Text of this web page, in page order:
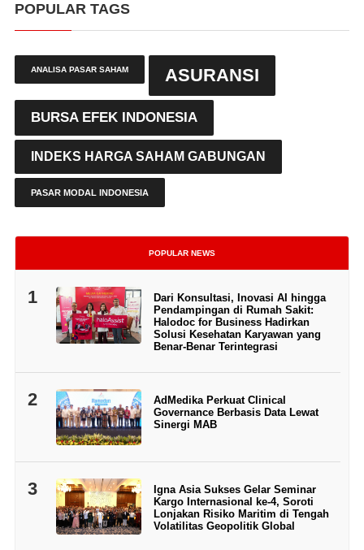
POPULAR TAGS
ANALISA PASAR SAHAM ASURANSI
BURSA EFEK INDONESIA
INDEKS HARGA SAHAM GABUNGAN
PASAR MODAL INDONESIA
POPULAR NEWS
1
Dari Konsultasi, Inovasi AI hingga
Pendampingan di Rumah Sakit:
Halodoc for Business Hadirkan
Solusi Kesehatan Karyawan yang
Benar-Benar Terintegrasi
2
AdMedika Perkuat Clinical
Governance Berbasis Data Lewat
Sinergi MAB
3
Igna Asia Sukses Gelar Seminar
Kargo Internasional ke-4, Soroti
Lonjakan Risiko Maritim di Tengah
Volatilitas Geopolitik Global